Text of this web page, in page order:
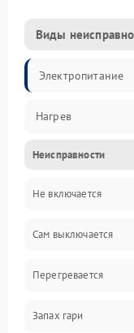
Виды
Электропитание
Нагрев
Неисправности
Не включается
Сам выключается
Перегревается
Запах гари